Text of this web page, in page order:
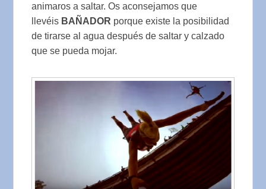
animaros a saltar. Os aconsejamos que
llevéis BAÑADOR porque existe la posibilidad
de tirarse al agua después de saltar y calzado
que se pueda mojar.